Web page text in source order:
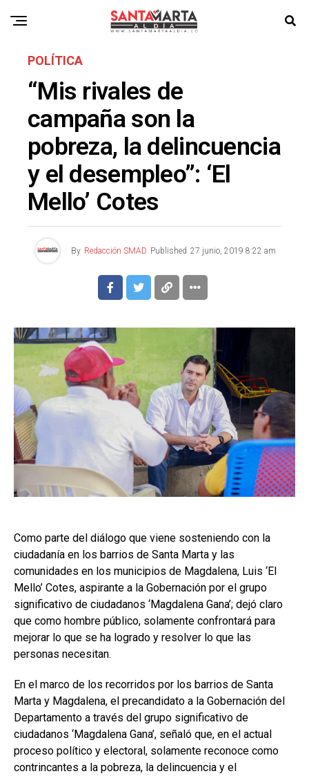
POLÍTICA
“Mis rivales de
campaña son la
pobreza, la delincuencia
y el desempleo”: ‘El
Mello’ Cotes
By Redacción SMAD Published 27 junio, 2019 8:22 am
Como parte del diálogo que viene sosteniendo con la
ciudadanía en los barrios de Santa Marta y las
comunidades en los municipios de Magdalena, Luis ‘El
Mello’ Cotes, aspirante a la Gobernación por el grupo
significativo de ciudadanos ‘Magdalena Gana’; dejó claro
que como hombre público, solamente confrontará para
mejorar lo que se ha logrado y resolver lo que las
personas necesitan.
En el marco de los recorridos por los barrios de Santa
Marta y Magdalena, el precandidato a la Gobernación del
Departamento a través del grupo significativo de
ciudadanos ‘Magdalena Gana’, señaló que, en el actual
proceso político y electoral, solamente reconoce como
contrincantes a la pobreza, la delincuencia y el